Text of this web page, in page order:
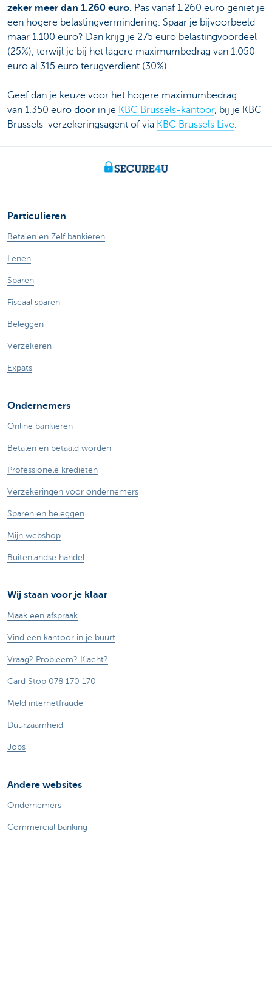
zeker meer dan 1.260 euro. Pas vanaf 1.260 euro geniet je
een hogere belastingvermindering. Spaar je bijvoorbeeld
maar 1.100 euro? Dan krijg je 275 euro belastingvoordeel
(25%), terwijl je bij het lagere maximumbedrag van 1.050
euro al 315 euro terugverdient (30%).
Geef dan je keuze voor het hogere maximumbedrag
van 1.350 euro door in je KBC Brussels-kantoor, bij je KBC
Brussels-verzekeringsagent of via KBC Brussels Live.
Particulieren
Betalen en Zelf bankieren
Lenen
Sparen
Fiscaal sparen
Beleggen
Verzekeren
Expats
Ondernemers
Online bankieren
Betalen en betaald worden
Professionele kredieten
Verzekeringen voor ondernemers
Sparen en beleggen
Mijn webshop
Buitenlandse handel
Wij staan voor je klaar
Maak een afspraak
Vind een kantoor in je buurt
Vraag? Probleem? Klacht?
Card Stop 078 170 170
Meld internetfraude
Duurzaamheid
Jobs
Andere websites
Ondernemers
Commercial banking